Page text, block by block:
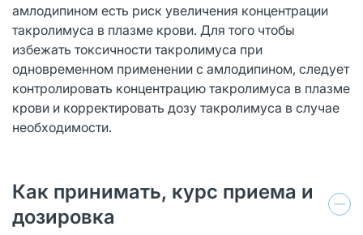
амлодипином есть риск увеличения концентрации
такролимуса в плазме крови. Для того чтобы
избежать токсичности такролимуса при
одновременном применении с амлодипином, следует
контролировать концентрацию такролимуса в плазме
крови и корректировать дозу такролимуса в случае
необходимости.
Как принимать, курс приема и
дозировка